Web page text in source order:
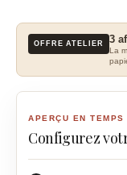
OFFRE ATELIER 3
La
APERÇU EN TEMPS
Configurez